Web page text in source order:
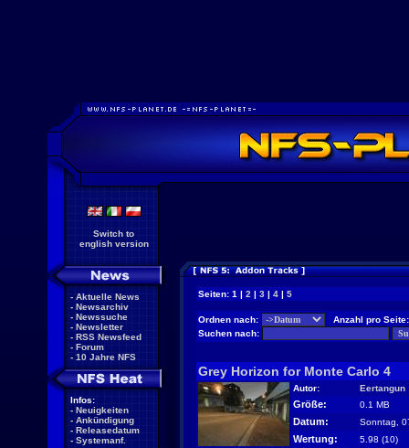
Switch to
english version
- Aktuelle News
- Newsarchiv
- Newssuche
- Newsletter
- RSS Newsfeed
- Forum
- 10 Jahre NFS
Infos:
- Neuigkeiten
- Ankündigung
- Releasedatum
- Systemanf.
Seiten: 1 | 2 | 3 | 4 | 5
Ordnen nach:
Anzahl pro
Suchen nach:
Grey Horizon for Monte Carlo 4
Autor: Eertangun
Größe: 0.1 MB
Datum: Sonntag,
Wertung: 5.98